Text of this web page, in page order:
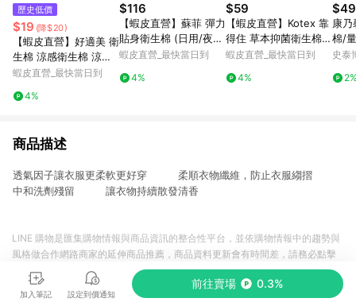
歷史低價
$19 (降$20)
【蝦皮直營】好適美 衛
生棉 涼感衛生棉 涼感
護墊 日用 量少型護墊
衛生巾 安睡褲 褲型 透
蝦皮直營_最快當日到
4%
$116
【蝦皮直營】蘇菲 彈力
貼身衛生棉 (日用/夜
用) 超薄 輕薄 衛生棉
蝦皮直營_最快當日到
4%
$59
【蝦皮直營】Kotex 靠
得住 草本抑菌衛生棉/
草本抑菌加強版/好菌P
乾爽新升級
蝦皮直營_最快當日到
4%
$49
康乃
棉/
片/包
史泰
商品描述
透氣因子讓衣服更柔軟更好穿 柔順衣物纖維，防止衣服縐摺
中和洗劑殘留 讓衣物持續散發清香
加入筆記 設定到價通知
前往賣場 0.3%
LINE 購物是匯集購物情報與商品資訊的整合性平台，並依購物情報中的趨勢與
風格做合作網路商家的延伸商品推薦，商品資料更新會有時間差，請務必點擊
商品至各合作網路商家，確認現售價與購物條件，一切資訊以合作廠商網頁為
準。